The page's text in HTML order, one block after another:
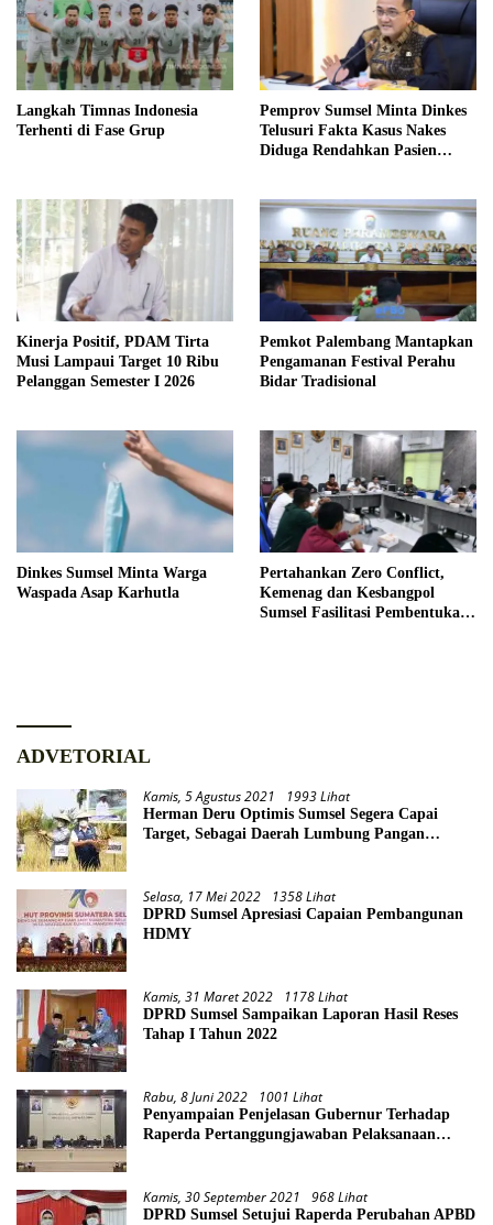
Langkah Timnas Indonesia
Terhenti di Fase Grup
Pemprov Sumsel Minta Dinkes
Telusuri Fakta Kasus Nakes
Diduga Rendahkan Pasien
Kinerja Positif, PDAM Tirta
Musi Lampaui Target 10 Ribu
Pelanggan Semester I 2026
Pemkot Palembang Mantapkan
Pengamanan Festival Perahu
Bidar Tradisional
Dinkes Sumsel Minta Warga
Waspada Asap Karhutla
Pertahankan Zero Conflict,
Kemenag dan Kesbangpol
Sumsel Fasilitasi Pembentukan
ADVETORIAL
Kamis, 5 Agustus 2021 1993 Lihat
Herman Deru Optimis Sumsel Segera Capai
Target, Sebagai Daerah Lumbung Pangan
Selasa, 17 Mei 2022 1358 Lihat
DPRD Sumsel Apresiasi Capaian Pembangunan
HDMY
Kamis, 31 Maret 2022 1178 Lihat
DPRD Sumsel Sampaikan Laporan Hasil Reses
Tahap I Tahun 2022
Rabu, 8 Juni 2022 1001 Lihat
Penyampaian Penjelasan Gubernur Terhadap
Raperda Pertanggungjawaban Pelaksanaan
Kamis, 30 September 2021 968 Lihat
DPRD Sumsel Setujui Raperda Perubahan APBD